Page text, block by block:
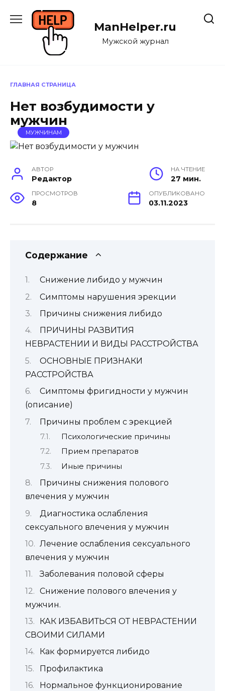
содержанию
ManHelper.ru
Мужской журнал
ГЛАВНАЯ СТРАНИЦА
Нет возбудимости у
мужчин
МУЖЧИНАМ
АВТОР
Редактор
НА ЧТЕНИЕ
27 мин.
ПРОСМОТРОВ
8
ОПУБЛИКОВАНО
03.11.2023
Содержание
Снижение либидо у мужчин
Симптомы нарушения эрекции
Причины снижения либидо
ПРИЧИНЫ РАЗВИТИЯ
НЕВРАСТЕНИИ И ВИДЫ РАССТРОЙСТВА
ОСНОВНЫЕ ПРИЗНАКИ
РАССТРОЙСТВА
Симптомы фригидности у мужчин
(описание)
Причины проблем с эрекцией
Психологические причины
Прием препаратов
Иные причины
Причины снижения полового
влечения у мужчин
Диагностика ослабления
сексуального влечения у мужчин
Лечение ослабления сексуального
влечения у мужчин
Заболевания половой сферы
Снижение полового влечения у
мужчин.
КАК ИЗБАВИТЬСЯ ОТ НЕВРАСТЕНИИ
СВОИМИ СИЛАМИ
Как формируется либидо
Профилактика
Нормальное функционирование